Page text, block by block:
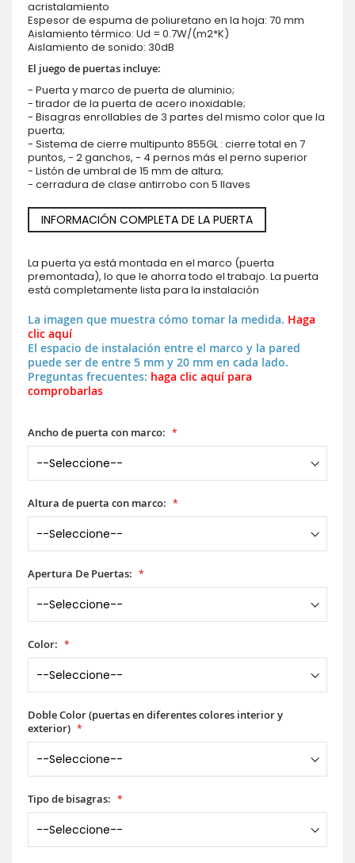
acristalamiento
Espesor de espuma de poliuretano en la hoja: 70 mm
Aislamiento térmico: Ud = 0.7W/(m2*K)
Aislamiento de sonido: 30dB
El juego de puertas incluye:
- Puerta y marco de puerta de aluminio;
- tirador de la puerta de acero inoxidable;
- Bisagras enrollables de 3 partes del mismo color que la
puerta;
- Sistema de cierre multipunto 855GL : cierre total en 7
puntos, - 2 ganchos, - 4 pernos más el perno superior
- Listón de umbral de 15 mm de altura;
- cerradura de clase antirrobo con 5 llaves
INFORMACIÓN COMPLETA DE LA PUERTA
La puerta ya está montada en el marco (puerta
premontada), lo que le ahorra todo el trabajo. La puerta
está completamente lista para la instalación
La imagen que muestra cómo tomar la medida. Haga
clic aquí
El espacio de instalación entre el marco y la pared
puede ser de entre 5 mm y 20 mm en cada lado.
Preguntas frecuentes: haga clic aquí para
comprobarlas
Ancho de puerta con marco:
Altura de puerta con marco:
Apertura De Puertas:
Color:
Doble Color (puertas en diferentes colores interior y
exterior)
Tipo de bisagras: